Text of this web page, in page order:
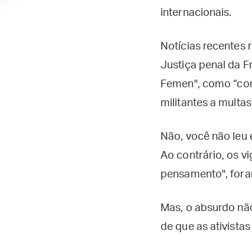
internacionais.
Notícias recentes
Justiça penal da
Femen", como
militantes a
Não, você não
Ao contrário, os
pensamento",
Mas, o absurdo
de que as